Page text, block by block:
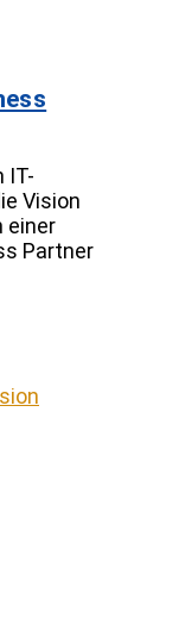
IT-
Vision
einer
Partner